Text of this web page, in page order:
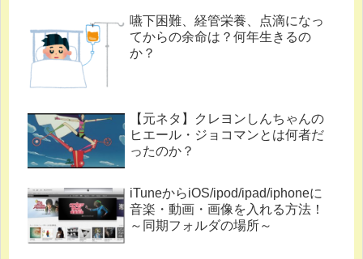
嚥下困難、経管栄養、点滴になっ
てからの余命は？何年生きるの
か？
【元ネタ】クレヨンしんちゃんの
ヒエール・ジョコマンとは何者だ
ったのか？
iTuneからiOS/ipod/ipad/iphoneに
音楽・動画・画像を入れる方法！
～同期フォルダの場所～